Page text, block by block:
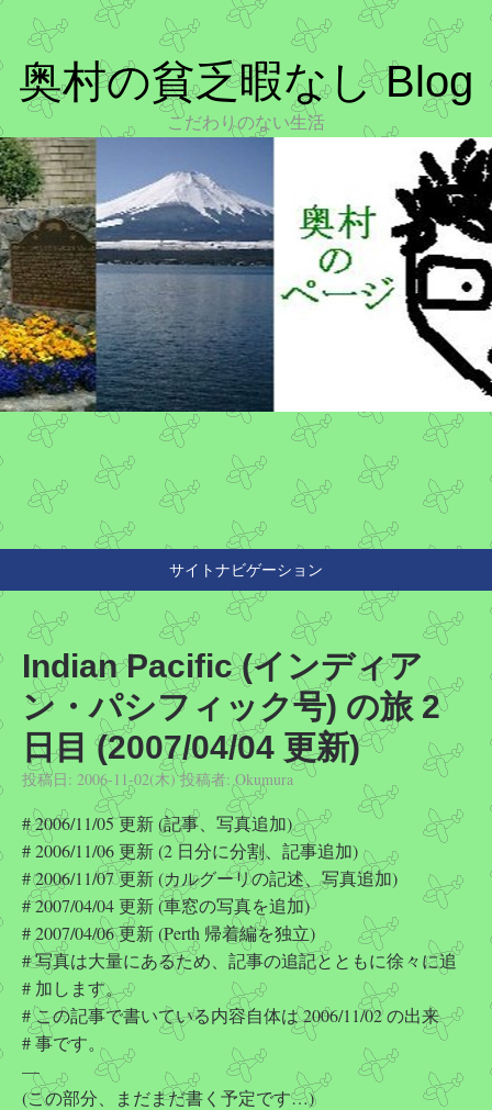
奥村の貧乏暇なし Blog
こだわりのない生活
サイトナビゲーション
Indian Pacific (インディア
ン・パシフィック号) の旅 2
日目 (2007/04/04 更新)
投稿日: 2006-11-02(木)投稿者:Okumura
# 2006/11/05 更新 (記事、写真追加)
# 2006/11/06 更新 (2 日分に分割、記事追加)
# 2006/11/07 更新 (カルグーリの記述、写真追加)
# 2007/04/04 更新 (車窓の写真を追加)
# 2007/04/06 更新 (Perth 帰着編を独立)
# 写真は大量にあるため、記事の追記とともに徐々に追
# 加します。
# この記事で書いている内容自体は 2006/11/02 の出来
# 事です。
—
(この部分、まだまだ書く予定です…)